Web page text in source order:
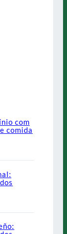
com
comida